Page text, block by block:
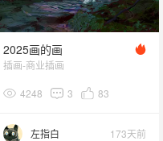
2025画的画
插画-商业插画
4248 3 83
左指白 173天前